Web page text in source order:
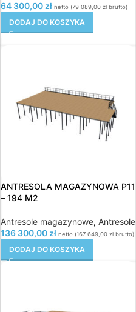
64 300,00 zł netto (79 089,00 złbrutto)
DODAJ DO KOSZYKA
ANTRESOLA MAGAZYNOWA P11
– 194 M2
Antresole magazynowe, Antresole
136 300,00 zł netto (167 649,00 złbrutto)
DODAJ DO KOSZYKA